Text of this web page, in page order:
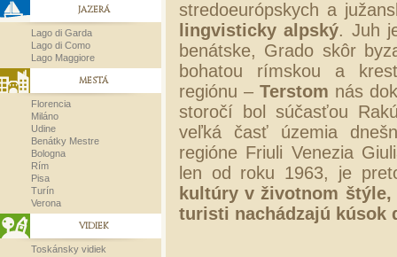
JAZERÁ
Lago di Garda
Lago di Como
Lago Maggiore
MESTÁ
Florencia
Miláno
Udine
Benátky Mestre
Bologna
Rím
Pisa
Turín
Verona
VIDIEK
Toskánsky vidiek
stredoeurópskych a
lingvisticky alpský. Juh
benátske, Grado skôr
bohatou rímskou a
regiónu – Terstom nás
storočí bol súčasťou
veľká časť územia
regióne Friuli Venezia
len od roku 1963, je
kultúry v životnom
turisti nachádzajú kúsok